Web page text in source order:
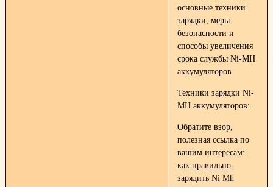
основные техники
зарядки, меры
безопасности и
способы увеличения
срока службы Ni-MH
аккумуляторов.
Техники зарядки Ni-
MH аккумуляторов:
Обратите взор,
полезная ссылка по
вашим интересам:
как правильно
зарядить Ni Mh